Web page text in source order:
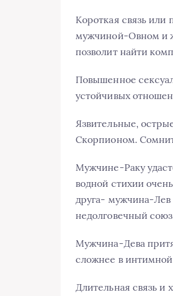
Короткая связь
мужчиной-Овном и
позволит найти
Повышенное
устойчивых
Язвительные,
Скорпионом.
Мужчине-Раку
водной стихии
друга- мужчина-
недолговечный
Мужчина-Дева
сложнее в
Длительная связь